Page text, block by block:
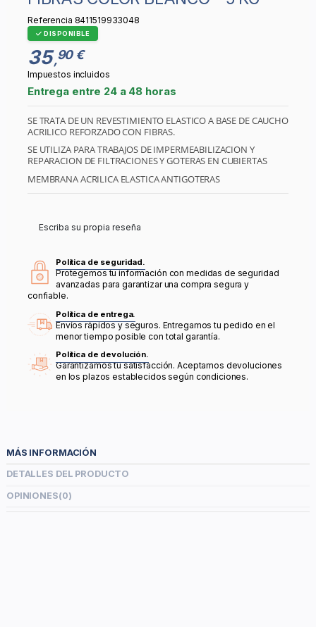
Referencia 8411519933048
DISPONIBLE
35 ,90 €
Impuestos incluidos
Entrega entre 24 a 48 horas
SE TRATA DE UN REVESTIMIENTO ELASTICO A BASE DE CAUCHO
ACRILICO REFORZADO CON FIBRAS.
SE UTILIZA PARA TRABAJOS DE IMPERMEABILIZACION Y
REPARACION DE FILTRACIONES Y GOTERAS EN CUBIERTAS
MEMBRANA ACRILICA ELASTICA ANTIGOTERAS
Escriba su propia reseña
Política de seguridad.
Protegemos tu información con medidas de seguridad
avanzadas para garantizar una compra segura y
confiable.
Política de entrega.
Envíos rápidos y seguros. Entregamos tu pedido en el
menor tiempo posible con total garantía.
Política de devolución.
Garantizamos tu satisfacción. Aceptamos devoluciones
en los plazos establecidos según condiciones.
MÁS INFORMACIÓN
DETALLES DEL PRODUCTO
OPINIONES(0)